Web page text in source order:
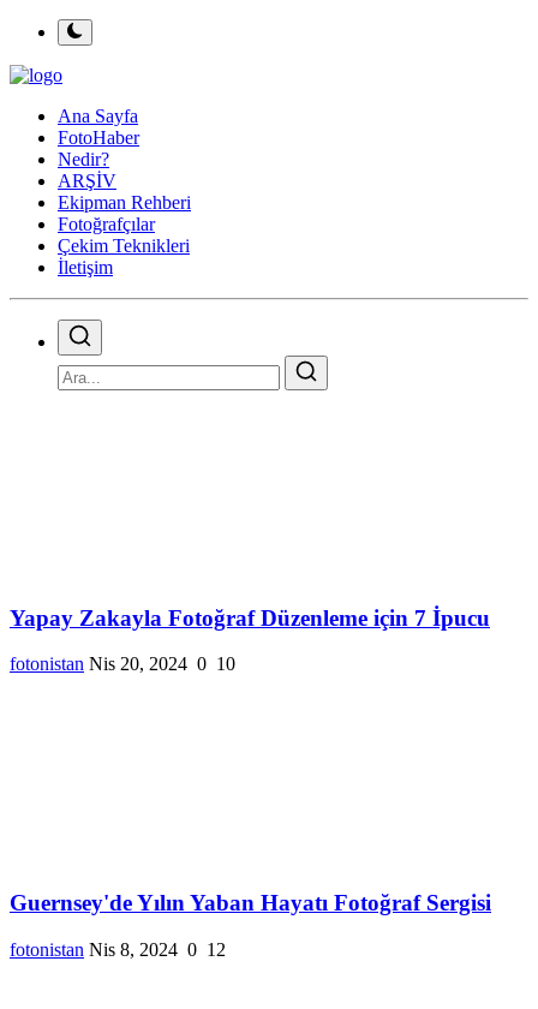
Ana Sayfa
FotoHaber
Nedir?
ARŞİV
Ekipman Rehberi
Fotoğrafçılar
Çekim Teknikleri
İletişim
Yapay Zakayla Fotoğraf Düzenleme için 7 İpucu
fotonistan Nis 20, 2024 0 10
Guernsey'de Yılın Yaban Hayatı Fotoğraf Sergisi
fotonistan Nis 8, 2024 0 12